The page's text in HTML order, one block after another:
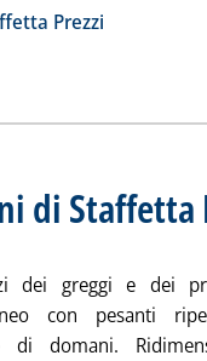
Prezzi
di Staffetta
dei greggi e dei
con pesanti
di domani.